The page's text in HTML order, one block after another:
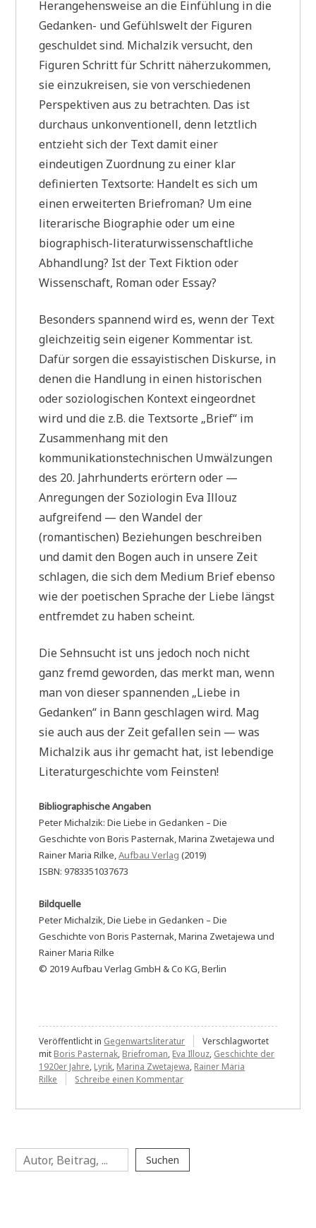
Herangehensweise an die Einfühlung in die
Gedanken- und Gefühlswelt der Figuren
geschuldet sind. Michalzik versucht, den
Figuren Schritt für Schritt näherzukommen,
sie einzukreisen, sie von verschiedenen
Perspektiven aus zu betrachten. Das ist
durchaus unkonventionell, denn letztlich
entzieht sich der Text damit einer
eindeutigen Zuordnung zu einer klar
definierten Textsorte: Handelt es sich um
einen erweiterten Briefroman? Um eine
literarische Biographie oder um eine
biographisch-literaturwissenschaftliche
Abhandlung? Ist der Text Fiktion oder
Wissenschaft, Roman oder Essay?
Besonders spannend wird es, wenn der Text
gleichzeitig sein eigener Kommentar ist.
Dafür sorgen die essayistischen Diskurse, in
denen die Handlung in einen historischen
oder soziologischen Kontext eingeordnet
wird und die z.B. die Textsorte „Brief“ im
Zusammenhang mit den
kommunikationstechnischen Umwälzungen
des 20. Jahrhunderts erörtern oder —
Anregungen der Soziologin Eva Illouz
aufgreifend — den Wandel der
(romantischen) Beziehungen beschreiben
und damit den Bogen auch in unsere Zeit
schlagen, die sich dem Medium Brief ebenso
wie der poetischen Sprache der Liebe längst
entfremdet zu haben scheint.
Die Sehnsucht ist uns jedoch noch nicht
ganz fremd geworden, das merkt man, wenn
man von dieser spannenden „Liebe in
Gedanken“ in Bann geschlagen wird. Mag
sie auch aus der Zeit gefallen sein — was
Michalzik aus ihr gemacht hat, ist lebendige
Literaturgeschichte vom Feinsten!
Bibliographische Angaben
Peter Michalzik: Die Liebe in Gedanken – Die
Geschichte von Boris Pasternak, Marina Zwetajewa und
Rainer Maria Rilke,Aufbau Verlag (2019)
ISBN: 9783351037673
Bildquelle
Peter Michalzik, Die Liebe in Gedanken – Die
Geschichte von Boris Pasternak, Marina Zwetajewa und
Rainer Maria Rilke
© 2019 Aufbau Verlag GmbH & Co KG, Berlin
Veröffentlicht in Gegenwartsliteratur
Verschlagwortet
mit Boris Pasternak, Briefroman, Eva Illouz, Geschichte der
1920er Jahre, Lyrik, Marina Zwetajewa, Rainer Maria
Rilke
Schreibe einen Kommentarzu
Suchen
Suchen